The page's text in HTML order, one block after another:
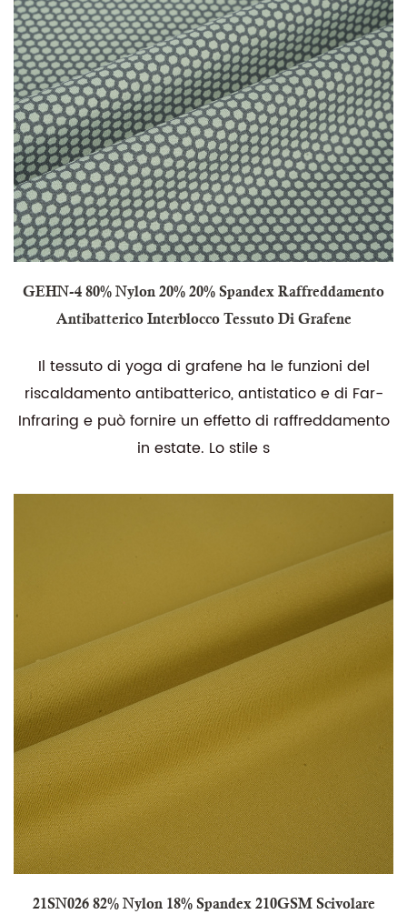
GEHN-4 80% Nylon 20% 20% Spandex Raffreddamento
Antibatterico Interblocco Tessuto Di Grafene
Il tessuto di yoga di grafene ha le funzioni del
riscaldamento antibatterico, antistatico e di Far-
Infraring e può fornire un effetto di raffreddamento
in estate. Lo stile s
21SN026 82% Nylon 18% Spandex 210GSM Scivolare